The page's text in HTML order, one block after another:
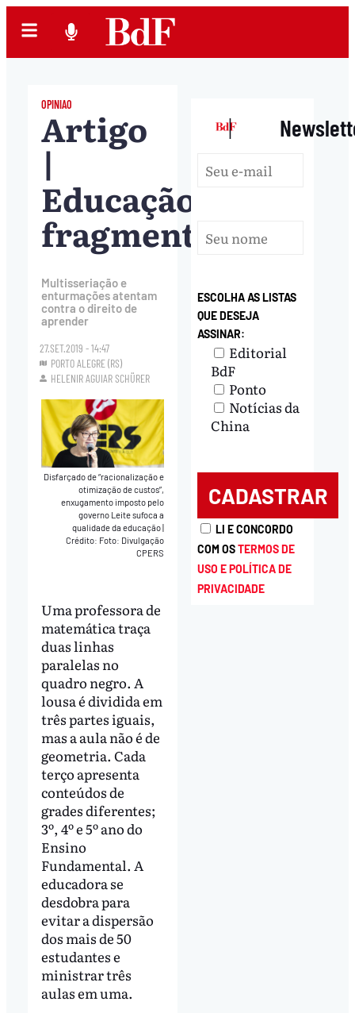
OPINIAO
Artigo
|
Educação
fragmentada
Multisseriação e
enturmações atentam
contra o direito de
aprender
27.SET.2019 - 14:47
PORTO ALEGRE (RS)
HELENIR AGUIAR SCHÜRER
Disfarçado de “racionalização e
otimização de custos”,
enxugamento imposto pelo
governo Leite sufoca a
qualidade da educação
Crédito: Foto: Divulgação
CPERS
Uma professora de
matemática traça
duas linhas
paralelas no
quadro negro. A
lousa é dividida em
três partes iguais,
mas a aula não é de
geometria. Cada
terço apresenta
conteúdos de
grades diferentes;
3º, 4º e 5º ano do
Ensino
Fundamental. A
educadora se
desdobra para
evitar a dispersão
dos mais de 50
estudantes e
ministrar três
aulas em uma.
|
ESCOLHA AS LISTAS
QUE DESEJA
ASSINAR:
Editorial
BdF
Ponto
Notícias da
China
LI E CONCORDO
COM OSTERMOS DE
USO E POLÍTICA DE
PRIVACIDADE